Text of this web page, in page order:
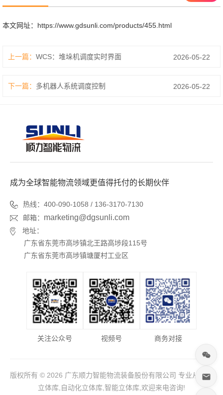
本文网址： https://www.gdsunli.com/products/455.html
上一篇： WCS：堆垛机调度实时界面 2026-05-22
下一篇： 多机器人系统调度控制 2026-05-22
成为全球智能物流领域更值得托付的长期伙伴
热线：400-090-1058 / 136-3170-7130
邮箱： marketing@dgsunli.com
地址：
广东省东莞市高埗镇北王路高埗段115号
广东省东莞市高埗镇塘厦村工业区
关注公众号 视频号 商务对接
版权所有 © 2026 广东顺力智能物流装备股份有限公司 专业从事于
立体库,自动化立体库,智能立体库,欢迎来电咨询!